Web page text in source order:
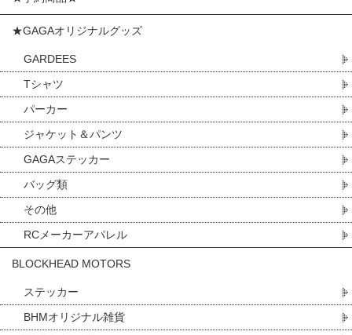
★GAGAオリジナルグッズ
GARDEES
Tシャツ
パーカー
ジャケット＆パンツ
GAGAステッカー
バッグ類
その他
RCメーカーアパレル
BLOCKHEAD MOTORS
ステッカー
BHMオリジナル雑貨